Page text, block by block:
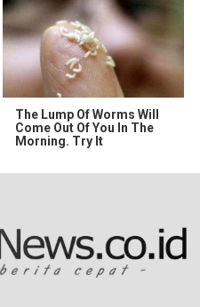
The Lump Of Worms Will
Come Out Of You In The
Morning. Try It